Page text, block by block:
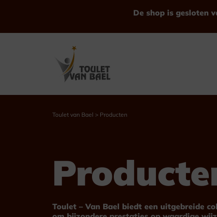
De shop is gesloten
Bekijk alle Producten
Trofeeën
Bekers
Toulet van Bael > Producten
Toulet – Van Bael biedt een uitgebreide